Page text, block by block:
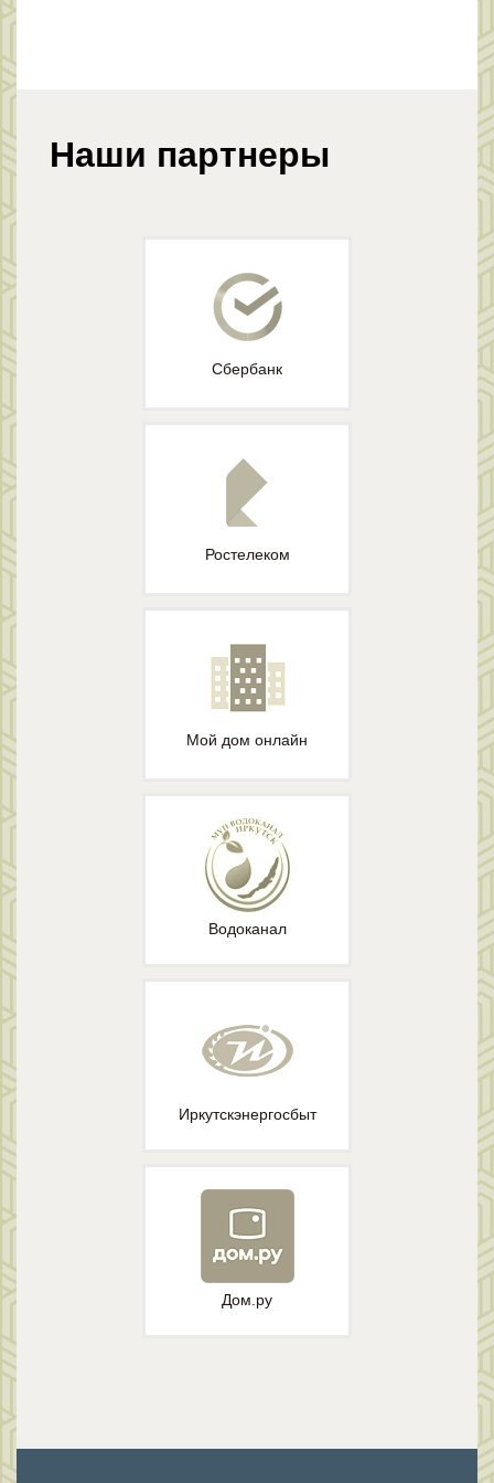
Наши партнеры
Сбербанк
Ростелеком
Мой дом онлайн
Водоканал
Иркутскэнергосбыт
Дом.ру